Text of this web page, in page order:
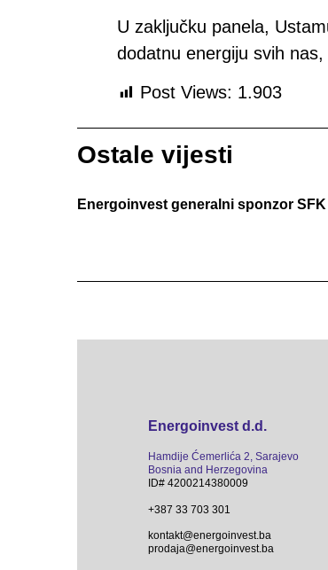
U zaključku panela,
dodatnu energiju svih
Post Views: 1.903
Ostale vijesti
Energoinvest generalni sponzor
Energoinvest d.d.
Hamdije Ćemerlića 2, Sarajevo
Bosnia and Herzegovina
ID# 4200214380009
+387 33 703 301
kontakt@energoinvest.ba
prodaja@energoinvest.ba